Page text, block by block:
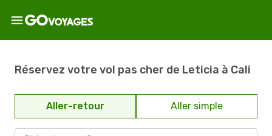
Réservez votre vol pas cher de Leticia à Cali
Aller-retour Aller simple